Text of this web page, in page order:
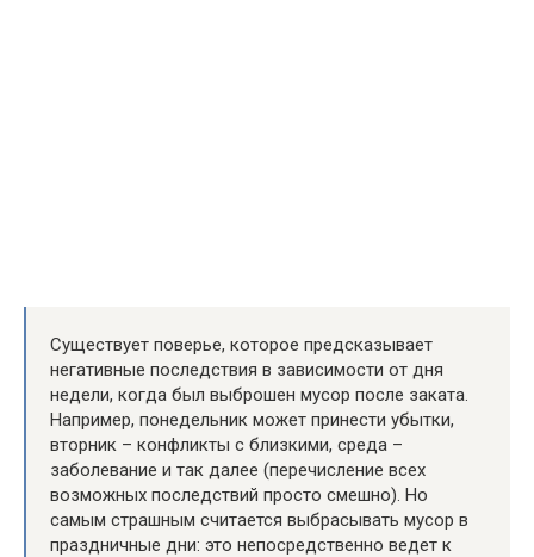
Существует поверье, которое предсказывает
негативные последствия в зависимости от дня
недели, когда был выброшен мусор после заката.
Например, понедельник может принести убытки,
вторник – конфликты с близкими, среда –
заболевание и так далее (перечисление всех
возможных последствий просто смешно). Но
самым страшным считается выбрасывать мусор в
праздничные дни: это непосредственно ведет к